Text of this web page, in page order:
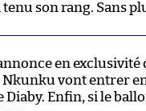
son rang. Sans
en exclusivité
Nkunku vont entrer
Diaby. Enfin, si le